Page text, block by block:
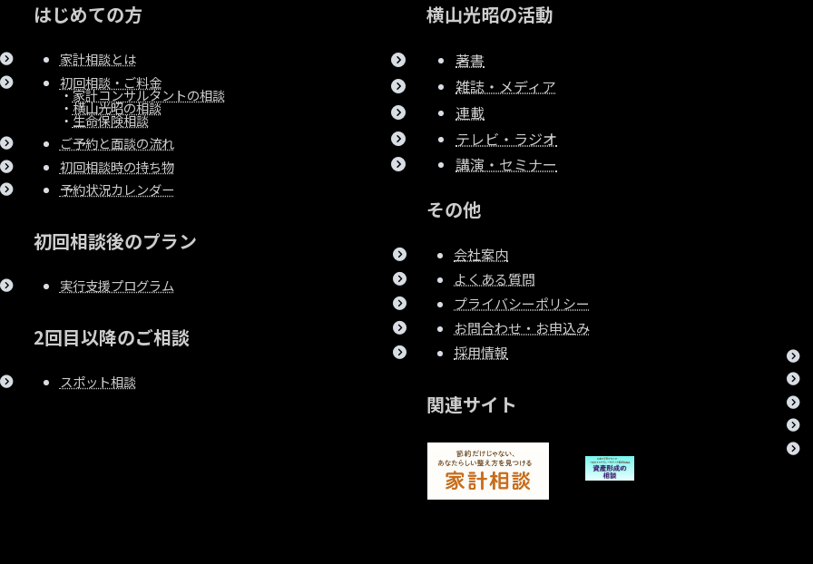
はじめての方
家計相談とは
初回相談・ご料金
・家計コンサルタントの相談
・横山光昭の相談
・生命保険相談
ご予約と面談の流れ
初回相談時の持ち物
予約状況カレンダー
初回相談後のプラン
実行支援プログラム
2回目以降のご相談
スポット相談
横山光昭の活動
著書
雑誌・メディア
連載
テレビ・ラジオ
講演・セミナー
その他
会社案内
よくある質問
プライバシーポリシー
お問合わせ・お申込み
採用情報
関連サイト